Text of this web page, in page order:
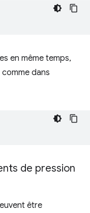
en même temps,
comme dans
de pression
être